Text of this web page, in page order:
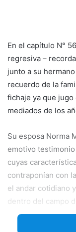
En el capítulo N°
regresiva –
junto a su
recuerdo de la
fichaje ya que jugo
mediados de los
Su esposa Norma
emotivo
cuyas
contraponían con
el andar cotidiano
dentro del campo
Una historia de